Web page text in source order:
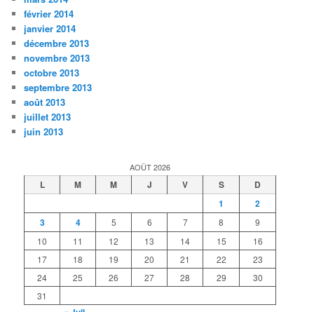
février 2014
janvier 2014
décembre 2013
novembre 2013
octobre 2013
septembre 2013
août 2013
juillet 2013
juin 2013
AOÛT 2026
L M M J V S
D
1
2
3
4 5 6 7 8
9
10
11 12 13 14 15
16
17
18 19 20 21 22
23
24
25 26 27 28 29
30
31